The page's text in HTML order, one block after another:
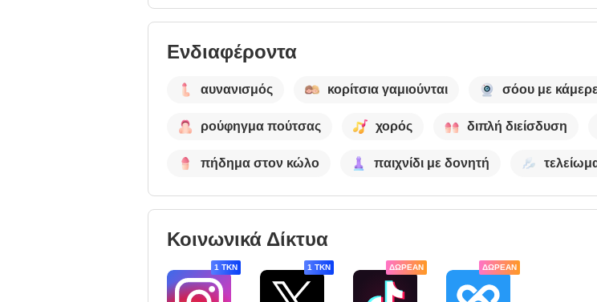
Ενδιαφέροντα
αυνανισμός κορίτσια γαμιούνται σόου με
ρούφηγμα πούτσας χορός διπλή διείσδυση
πήδημα στον κώλο παιχνίδι με δονητή
Κοινωνικά Δίκτυα
1 TKN 1 TKN ΔΩΡΕΆΝ ΔΩΡΕΆΝ